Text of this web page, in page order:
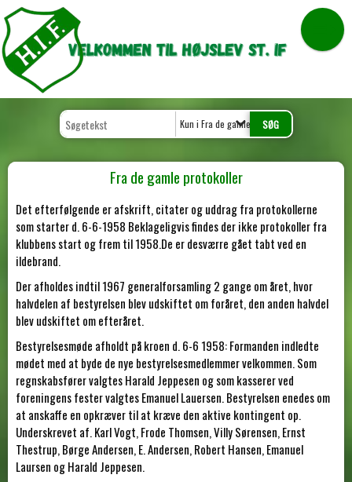
Kun i Fra de gamle protokoller
Fra de gamle protokoller
Det efterfølgende er afskrift, citater og uddrag fra protokollerne
som starter d. 6-6-1958 Beklageligvis findes der ikke protokoller fra
klubbens start og frem til 1958.De er desværre gået tabt ved en
ildebrand.
Der afholdes indtil 1967 generalforsamling 2 gange om året, hvor
halvdelen af bestyrelsen blev udskiftet om foråret, den anden halvdel
blev udskiftet om efteråret.
Bestyrelsesmøde afholdt på kroen d. 6-6 1958: Formanden indledte
mødet med at byde de nye bestyrelsesmedlemmer velkommen. Som
regnskabsfører valgtes Harald Jeppesen og som kasserer ved
foreningens fester valgtes Emanuel Lauersen. Bestyrelsen enedes om
at anskaffe en opkræver til at kræve den aktive kontingent op.
Underskrevet af. Karl Vogt, Frode Thomsen, Villy Sørensen, Ernst
Thestrup, Børge Andersen, E. Andersen, Robert Hansen, Emanuel
Laursen og Harald Jeppesen.